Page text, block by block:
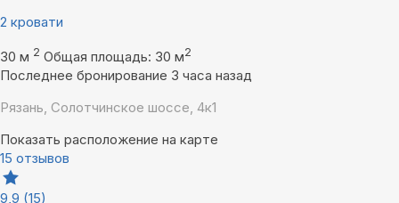
2 кровати
30 м 2 Общая площадь: 30 м2
Последнее бронирование 3 часа назад
Рязань, Солотчинское шоссе, 4к1
Показать расположение на карте
15 отзывов
9,9 (15)